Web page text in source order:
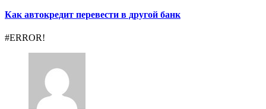
Как автокредит перевести в другой банк
#ERROR!